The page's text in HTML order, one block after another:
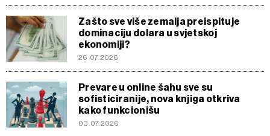
Zašto sve više zemalja preispituje
dominaciju dolara u svjetskoj
ekonomiji?
26.07.2026
Prevare u online šahu sve su
sofisticiranije, nova knjiga otkriva
kako funkcionišu
03.07.2026